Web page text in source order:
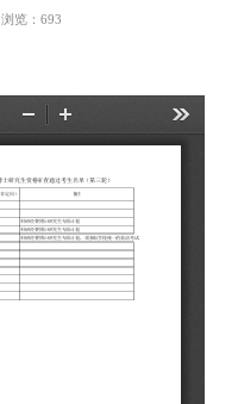
浏览： 693